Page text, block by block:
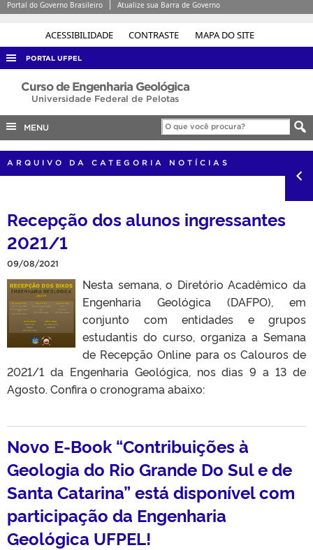
ACESSIBILIDADE CONTRASTE MAPA DO SITE
Portal do Governo Brasileiro Atualize sua Barra de Governo
PORTAL UFPEL
ACESSO À INFORMAÇÃO
COBALTO
CONCURSOS
EDITAIS
OUVIDORIA
PORTARIAS
Curso de Engenharia Geológica
Universidade Federal de Pelotas
MENU
ARQUIVO DA CATEGORIA NOTÍCIAS
Recepção dos alunos ingressantes
2021/1
09/08/2021
Nesta semana, o Diretório Acadêmico da
Engenharia Geológica (DAFPO), em
conjunto com entidades e grupos
estudantis do curso, organiza a Semana
de Recepção Online para os Calouros de
2021/1 da Engenharia Geológica, nos dias 9 a 13 de
Agosto. Confira o cronograma abaixo:
Novo E-Book “Contribuições à
Geologia do Rio Grande Do Sul e de
Santa Catarina” está disponível com
participação da Engenharia
Geológica UFPEL!